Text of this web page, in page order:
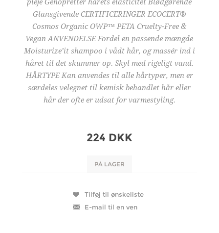
pleje Genopretter hårets elasticitet Blødgørende
Glansgivende CERTIFICERINGER ECOCERT®
Cosmos Organic OWP™ PETA Cruelty-Free &
Vegan ANVENDELSE Fordel en passende mængde
Moisturize’it shampoo i vådt hår, og massér ind i
håret til det skummer op. Skyl med rigeligt vand.
HÅRTYPE Kan anvendes til alle hårtyper, men er
særdeles velegnet til kemisk behandlet hår eller
hår der ofte er udsat for varmestyling.
224 DKK
PÅ LAGER